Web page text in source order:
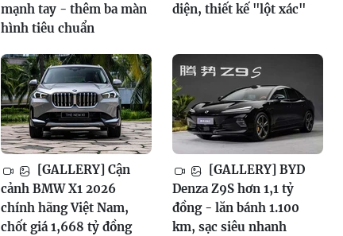
mạnh tay - thêm ba màn
hình tiêu chuẩn
diện, thiết kế "lột xác"
[GALLERY] Cận
cảnh BMW X1 2026
chính hãng Việt Nam,
chốt giá 1,668 tỷ đồng
[GALLERY] BYD
Denza Z9S hơn 1,1 tỷ
đồng - lăn bánh 1.100
km, sạc siêu nhanh